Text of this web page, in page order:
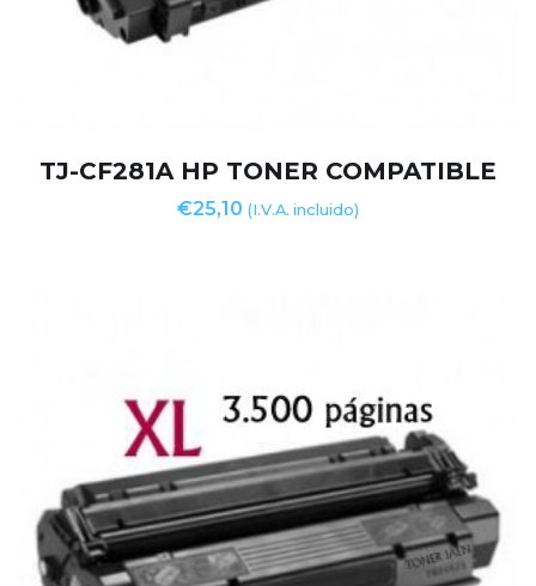
TJ-CF281A HP TONER COMPATIBLE
€25,10 (I.V.A. incluido)